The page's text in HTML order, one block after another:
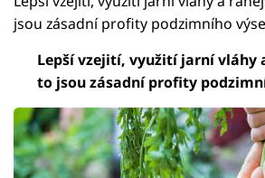
jsou zásadní profity podzimního
Lepší vzejití, využití jarní vláhy
to jsou zásadní profity